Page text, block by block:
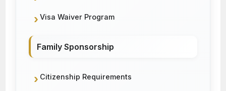
Visa Waiver Program
Family Sponsorship
Citizenship Requirements